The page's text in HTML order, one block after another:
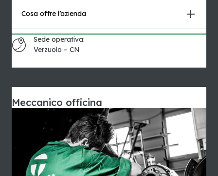
Cosa offre l’azienda
Sede operativa:
Verzuolo – CN
Meccanico officina